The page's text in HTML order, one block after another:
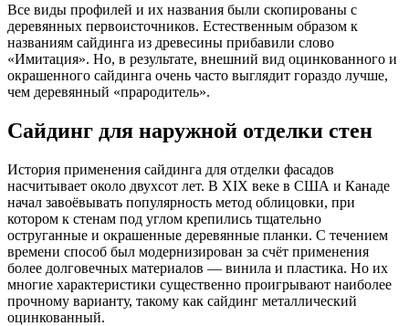
Все виды профилей и их названия были скопированы с
деревянных первоисточников. Естественным образом к
названиям сайдинга из древесины прибавили слово
«Имитация». Но, в результате, внешний вид оцинкованного и
окрашенного сайдинга очень часто выглядит гораздо лучше,
чем деревянный «прародитель».
Сайдинг для наружной отделки стен
История применения сайдинга для отделки фасадов
насчитывает около двухсот лет. В XIX веке в США и Канаде
начал завоёвывать популярность метод облицовки, при
котором к стенам под углом крепились тщательно
оструганные и окрашенные деревянные планки. С течением
времени способ был модернизирован за счёт применения
более долговечных материалов — винила и пластика. Но их
многие характеристики существенно проигрывают наиболее
прочному варианту, такому как сайдинг металлический
оцинкованный.